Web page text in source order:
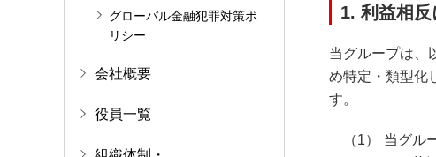
グローバル金融犯罪対策ポ
リシー
会社概要
役員一覧
1. 利益相
当グループは、
め特定・類型化
す。
当グル